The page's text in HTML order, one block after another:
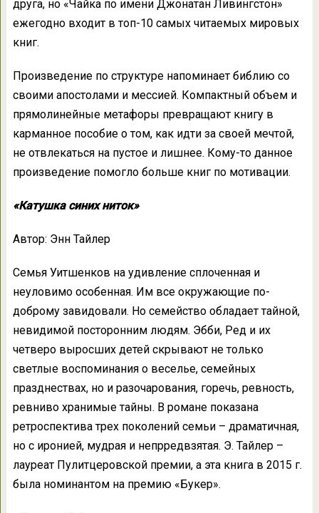
друга, но «Чайка по имени Джонатан Ливингстон»
ежегодно входит в топ-10 самых читаемых мировых
книг.
Произведение по структуре напоминает библию со
своими апостолами и мессией. Компактный объем и
прямолинейные метафоры превращают книгу в
карманное пособие о том, как идти за своей мечтой,
не отвлекаться на пустое и лишнее. Кому-то данное
произведение помогло больше книг по мотивации.
«Катушка синих ниток»
Автор: Энн Тайлер
Семья Уитшенков на удивление сплоченная и
неуловимо особенная. Им все окружающие по-
доброму завидовали. Но семейство обладает тайной,
невидимой посторонним людям. Эбби, Ред и их
четверо выросших детей скрывают не только
светлые воспоминания о веселье, семейных
празднествах, но и разочарования, горечь, ревность,
ревниво хранимые тайны. В романе показана
ретроспектива трех поколений семьи – драматичная,
но с иронией, мудрая и непрредвзятая. Э. Тайлер –
лауреат Пулитцеровской премии, а эта книга в 2015 г.
была номинантом на премию «Букер».